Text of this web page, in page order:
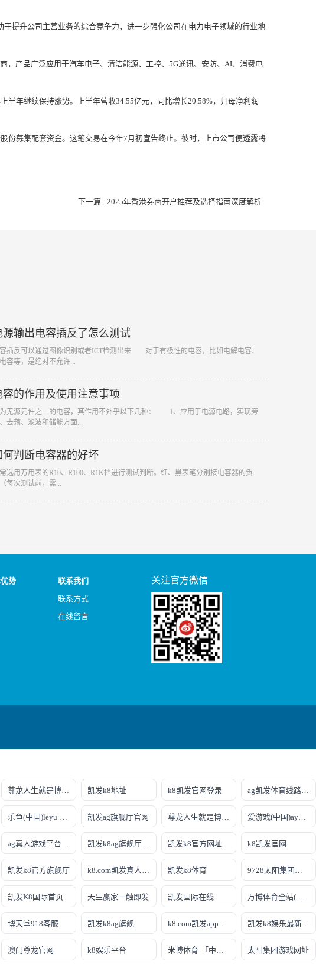
提升公司主营业务的综合竞争力，进一步强化公司在电力电子领域的行业地
产品广泛应用于汽车电子、清洁能源、工控、5G通讯、安防、AI、消费电
年继续保持涨势。上半年营收34.55亿元，同比增长20.58%，归母净利润
募集配套资金。这笔交易在今年7月初宣告终止。彼时，上市公司便透露将
下一篇 : 2025年香港券商开户推荐及选择指南深度解析
源输出电容插反了怎么测试
插反可以通过图像识别或者ICT检测出来 对于有极性的电容，比如电解电容、
容等，是绝对不允许...
容的作用及使用注意事项
无源元件之一的电容，其作用不外乎以下几种： 1、应用于电源电路，实现旁
去藕、滤波和储能方面...
何判断电容器的好坏
选用万用表的R10、R100、R1K挡进行测试判断。红、黑表笔分别接电容器的负
每次测试前，需...
势
联系我们
联系方式
在线留言
关注官方微信
尊龙人生就是博!游戏登录 凯发k8地址 k8凯发官网登录 ag凯发体育线路检测
乐鱼(中国)leyu·官方网站 凯发ag旗舰厅官网 尊龙人生就是博!线上娱乐 爱游戏(中国)ayx·官方网站
ag真人游戏平台登录 凯发k8ag旗舰厅实力品牌 凯发k8官方网址 k8凯发官网
凯发k8官方旗舰厅 k8.com凯发真人娱乐 凯发k8体育 9728太阳集团首页
凯发K8国际首页 天生赢家一触即发 凯发国际在线 万博体育全站(Manbetx)官方网站
博天堂918客服 凯发k8ag旗舰 k8.com凯发app官方下载 凯发k8娱乐最新登录地址
澳门尊龙官网 k8娱乐平台 米博体育·「中国」官方网站 太阳集团游戏网址